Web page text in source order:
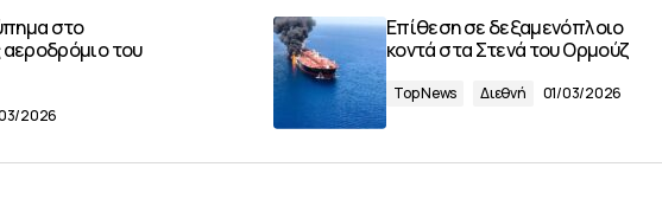
στο
του
2026
Επίθεση σε δεξαμενόπλοιο
κοντά στα Στενά του Ορμούζ
Top News Διεθνή 01/03/2026